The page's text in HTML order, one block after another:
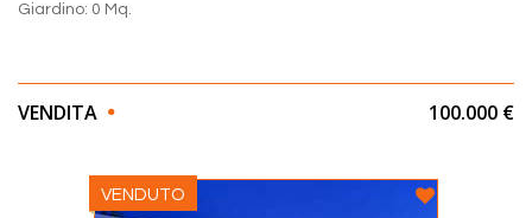
Giardino: 0 Mq.
VENDITA 100.000 €
VENDUTO